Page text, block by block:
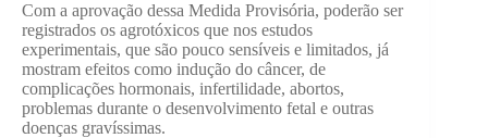
Com a aprovação dessa Medida Provisória, poderão ser
registrados os agrotóxicos que nos estudos
experimentais, que são pouco sensíveis e limitados, já
mostram efeitos como indução do câncer, de
complicações hormonais, infertilidade, abortos,
problemas durante o desenvolvimento fetal e outras
doenças gravíssimas.